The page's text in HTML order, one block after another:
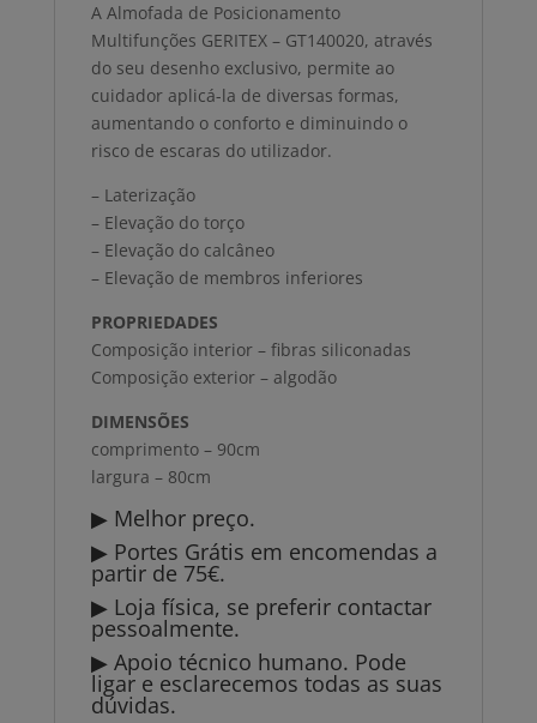
A Almofada de Posicionamento
Multifunções GERITEX – GT140020, através
do seu desenho exclusivo, permite ao
cuidador aplicá-la de diversas formas,
aumentando o conforto e diminuindo o
risco de escaras do utilizador.
– Laterização
– Elevação do torço
– Elevação do calcâneo
– Elevação de membros inferiores
PROPRIEDADES
Composição interior – fibras siliconadas
Composição exterior – algodão
DIMENSÕES
comprimento – 90cm
largura – 80cm
▶ Melhor preço.
▶ Portes Grátis em encomendas a
partir de 75€.
▶ Loja física, se preferir contactar
pessoalmente.
▶ Apoio técnico humano. Pode
ligar e esclarecemos todas as suas
dúvidas.